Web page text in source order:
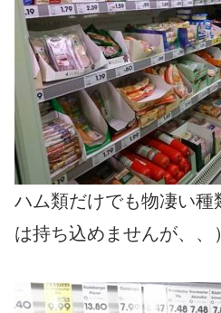
ハム類だけでも物凄い種
は持ち込めませんが、、）